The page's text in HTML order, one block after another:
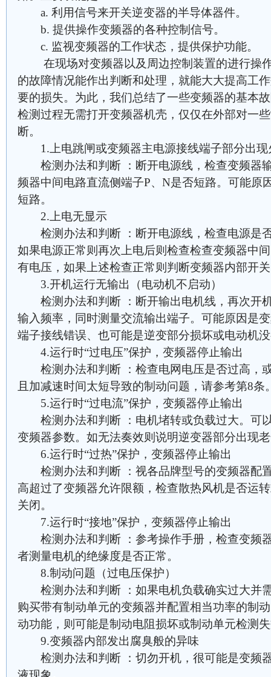
a. 利用信号来开关逆变器的半导体器件。
b. 提供操作变频器的各种控制信号。
c. 监视变频器的工作状态，提供保护功能。
在现场对变频器以及周边控制装置的进行操
的故障情况能作出判断和处理，就能大大提高工
要的损失。为此，我们总结了一些变频器的基本
检测过程无需打开变频器机壳，仅仅在外部对一
断。
1.上电跳闸或变频器主电源接线端子部分出现
检测办法和判断 ：断开电源线，检查变频器
频器中间电路直流侧端子P、N是否短路。可能原
短路。
2.上电无显示
检测办法和判断 ：断开电源线，检查电源是
如果电源正常则再次上电后则检查检查变频器中
有电压，如果上述检查正常则判断变频器内部开
3.开机运行无输出（电动机不启动）
检测办法和判断 ：断开输出电机线，再次开
输入频率，同时测量交流输出端子。可能原因是
端子接线错误、也可能是逆变部分损坏或电动机
4.运行时“过电压”保护，变频器停止输出
检测办法和判断 ：检查电网电压是否过高，
且加减速时间太短导致的制动问题，请参考第8条
5.运行时“过电流”保护，变频器停止输出
检测办法和判断 ：电机堵转或负载过大。可
变频器参数。如无法奏效则说明逆变器部分出现
6.运行时“过热”保护，变频器停止输出
检测办法和判断 ：视各品牌型号的变频器配
高超过了变频器允许限额，检查散热风机是否运
关闭。
7.运行时“接地”保护，变频器停止输出
检测办法和判断 ：参考操作手册，检查变频
者测量电机的绝缘度是否正常。
8.制动问题（过电压保护）
检测办法和判断 ：如果电机负载确实过大并
购买带有制动单元的变频器并配置相当功率的制
动功能，则可能是制动电阻损坏或制动单元检测
9.变频器内部发出腐臭般的异味
检测办法和判断 ：切勿开机，很可能是变频